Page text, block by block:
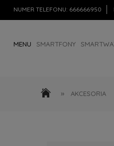
NUMER TELEFONU: 666666950
MENU SMARTFONY
» AKCESORIA